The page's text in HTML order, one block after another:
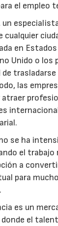
el empleo
cualquier
en
Unido o los
de
las
se ha
el
a
para
es un
el